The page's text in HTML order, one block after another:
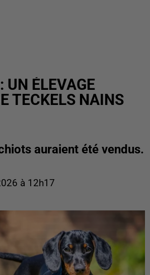
UN ÉLEVAGE
TECKELS NAINS
auraient été vendus.
à 12h17